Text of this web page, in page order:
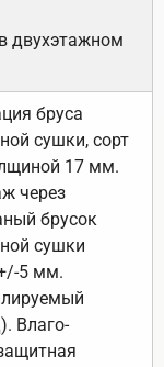
двухэтажном
бруса
сушки, сорт
17 мм.
через
брусок
сушки
5 мм.
Влаго-